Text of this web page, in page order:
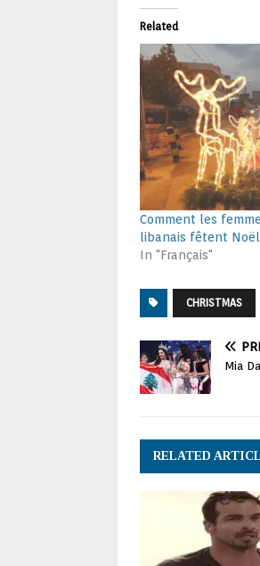
Related
Comment les
libanais fêtent
In "Français"
CHRISTMAS
Mia
RELATED